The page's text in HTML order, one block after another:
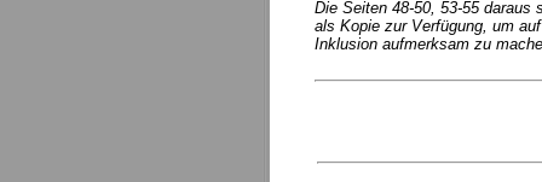
Die Seiten 48-50, 53-55 daraus
als Kopie zur Verfügung, um
Inklusion aufmerksam zu